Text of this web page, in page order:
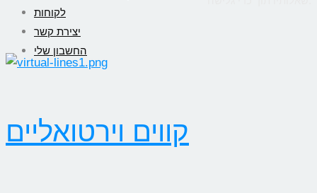
לקוחות
יצירת קשר
החשבון שלי
קווים וירטואליים